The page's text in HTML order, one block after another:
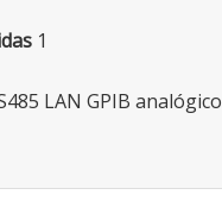
1
LAN GPIB analógico